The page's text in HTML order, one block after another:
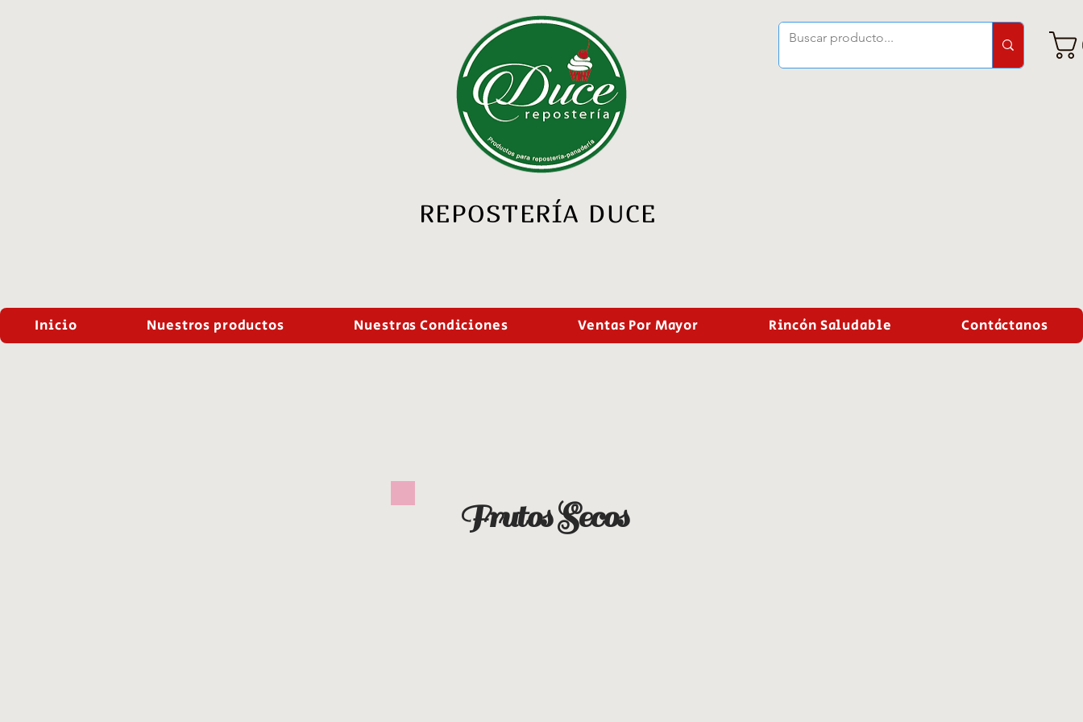
REPOSTERÍA DUCE
Inicio Nuestros productos Nuestras Condiciones Ventas Por Mayor Rincón Saludable Contáctanos
Frutos Secos